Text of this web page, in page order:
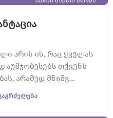
არის ის, რაც ყველას
აუმჯობესებს თქვენს
არამედ მნიშვ...